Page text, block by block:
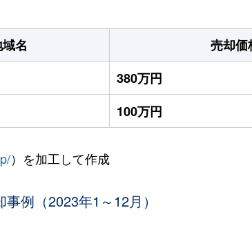
名
売却価
380万円
100万円
）を加工して作成
例（2023年1～12月）